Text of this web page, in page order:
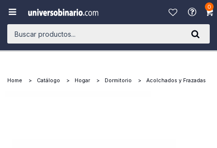
0

Home Catálogo Hogar Dormitorio Acolchados y Frazadas